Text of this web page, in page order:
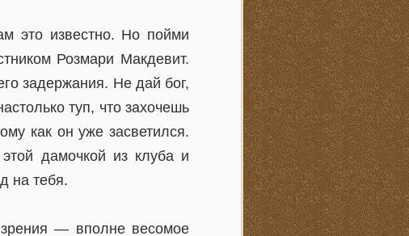
это известно. Но пойми
Розмари Макдевит.
задержания. Не дай бог,
туп, что захочешь
как он уже засветился.
дамочкой из клуба и
на тебя.
— вполне весомое